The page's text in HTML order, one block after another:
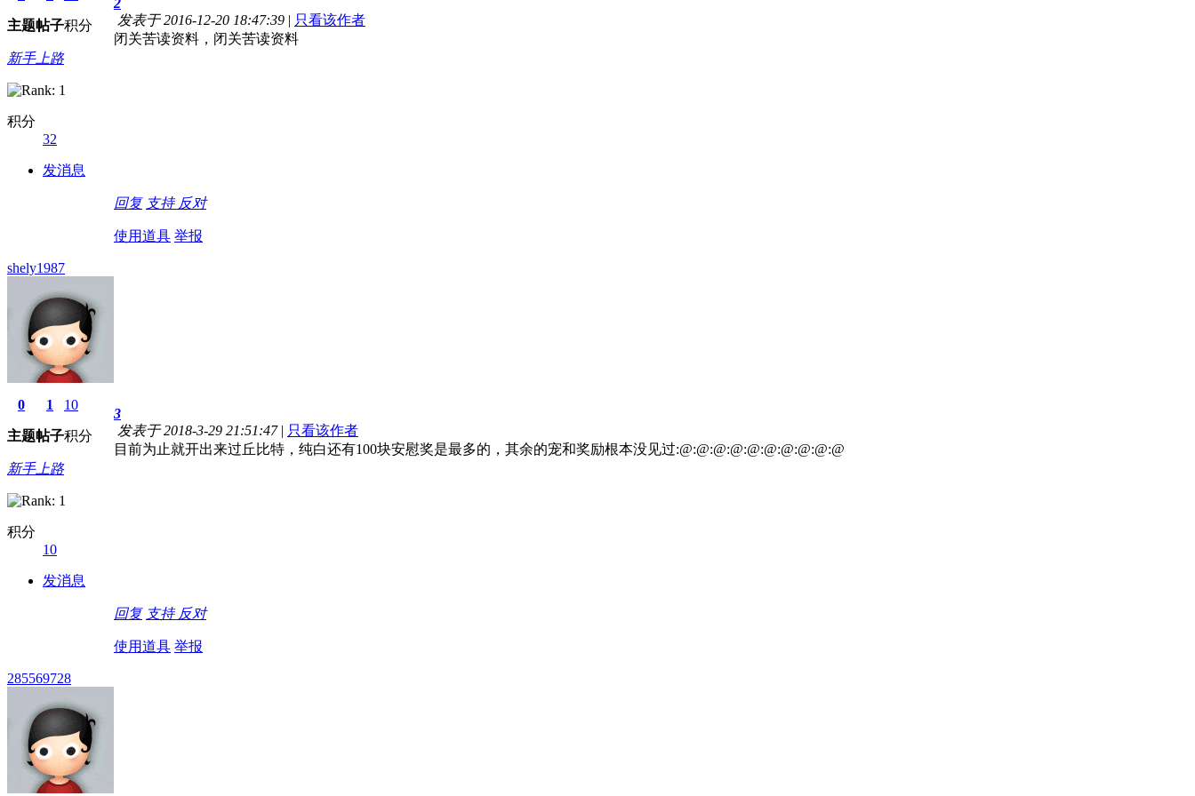
主题帖子积分
新手上路
积分
32
发消息
发表于 2016-12-20 18:47:39 | 只看该作者
闭关苦读资料，闭关苦读资料
回复 支持 反对
使用道具 举报
shely1987
0
主题
1
帖子
10
积分
新手上路
积分
10
发消息
3
发表于 2018-3-29 21:51:47 | 只看该作者
目前为止就开出来过丘比特，纯白还有100块安慰奖是最多的，其余的宠和奖励根本没见过:@:@:@:@:@:@:@:@:@:@
回复 支持 反对
使用道具 举报
285569728